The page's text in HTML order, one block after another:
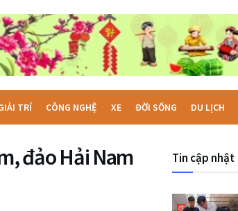
TRÍ CÔNG NGHỆ XE ĐỜI SỐNG DU LỊCH
đảo Hải Nam
Tin cập nhật